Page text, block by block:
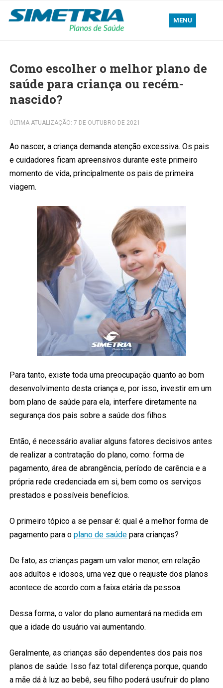
MENU
Como escolher o melhor plano de
saúde para criança ou recém-
nascido?
ÚLTIMA ATUALIZAÇÃO: 7 DE OUTUBRO DE 2021
Ao nascer, a criança demanda atenção excessiva. Os pais
e cuidadores ficam apreensivos durante este primeiro
momento de vida, principalmente os pais de primeira
viagem.
Para tanto, existe toda uma preocupação quanto ao bom
desenvolvimento desta criança e, por isso, investir em um
bom plano de saúde para ela, interfere diretamente na
segurança dos pais sobre a saúde dos filhos.
Então, é necessário avaliar alguns fatores decisivos antes
de realizar a contratação do plano, como: forma de
pagamento, área de abrangência, período de carência e a
própria rede credenciada em si, bem como os serviços
prestados e possíveis benefícios.
O primeiro tópico a se pensar é: qual é a melhor forma de
pagamento para oplano de saúde para crianças?
De fato, as crianças pagam um valor menor, em relação
aos adultos e idosos, uma vez que o reajuste dos planos
acontece de acordo com a faixa etária da pessoa.
Dessa forma, o valor do plano aumentará na medida em
que a idade do usuário vai aumentando.
Geralmente, as crianças são dependentes dos pais nos
planos de saúde. Isso faz total diferença porque, quando
a mãe dá à luz ao bebê, seu filho poderá usufruir do plano